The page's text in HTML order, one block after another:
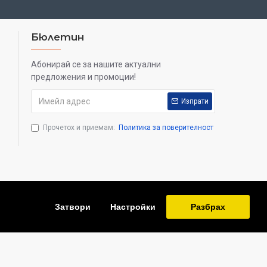
Затвори Настройки Разбрах
окуляра,
±1
Бюлетин
Абонирай се за нашите актуални
предложения и промоции!
Изпрати
Прочетох и приемам: Политика за поверителност